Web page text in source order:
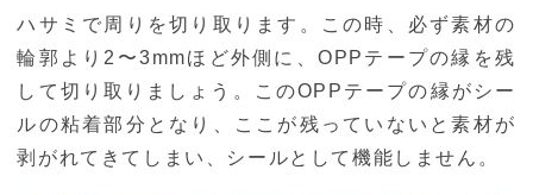
ハサミで周りを切り取ります。この時、必ず素材の
輪郭より2〜3mmほど外側に、OPPテープの縁を残
して切り取りましょう。このOPPテープの縁がシー
ルの粘着部分となり、ここが残っていないと素材が
剥がれてきてしまい、シールとして機能しません。